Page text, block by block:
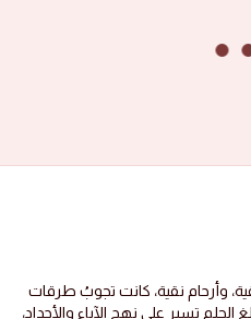
وأرحام نقية، كانت تجوبُ طرقات
تسير على نهج الآباء والأجداد،